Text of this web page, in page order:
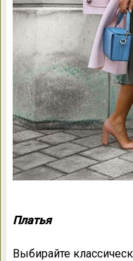
Платья
Выбирайте